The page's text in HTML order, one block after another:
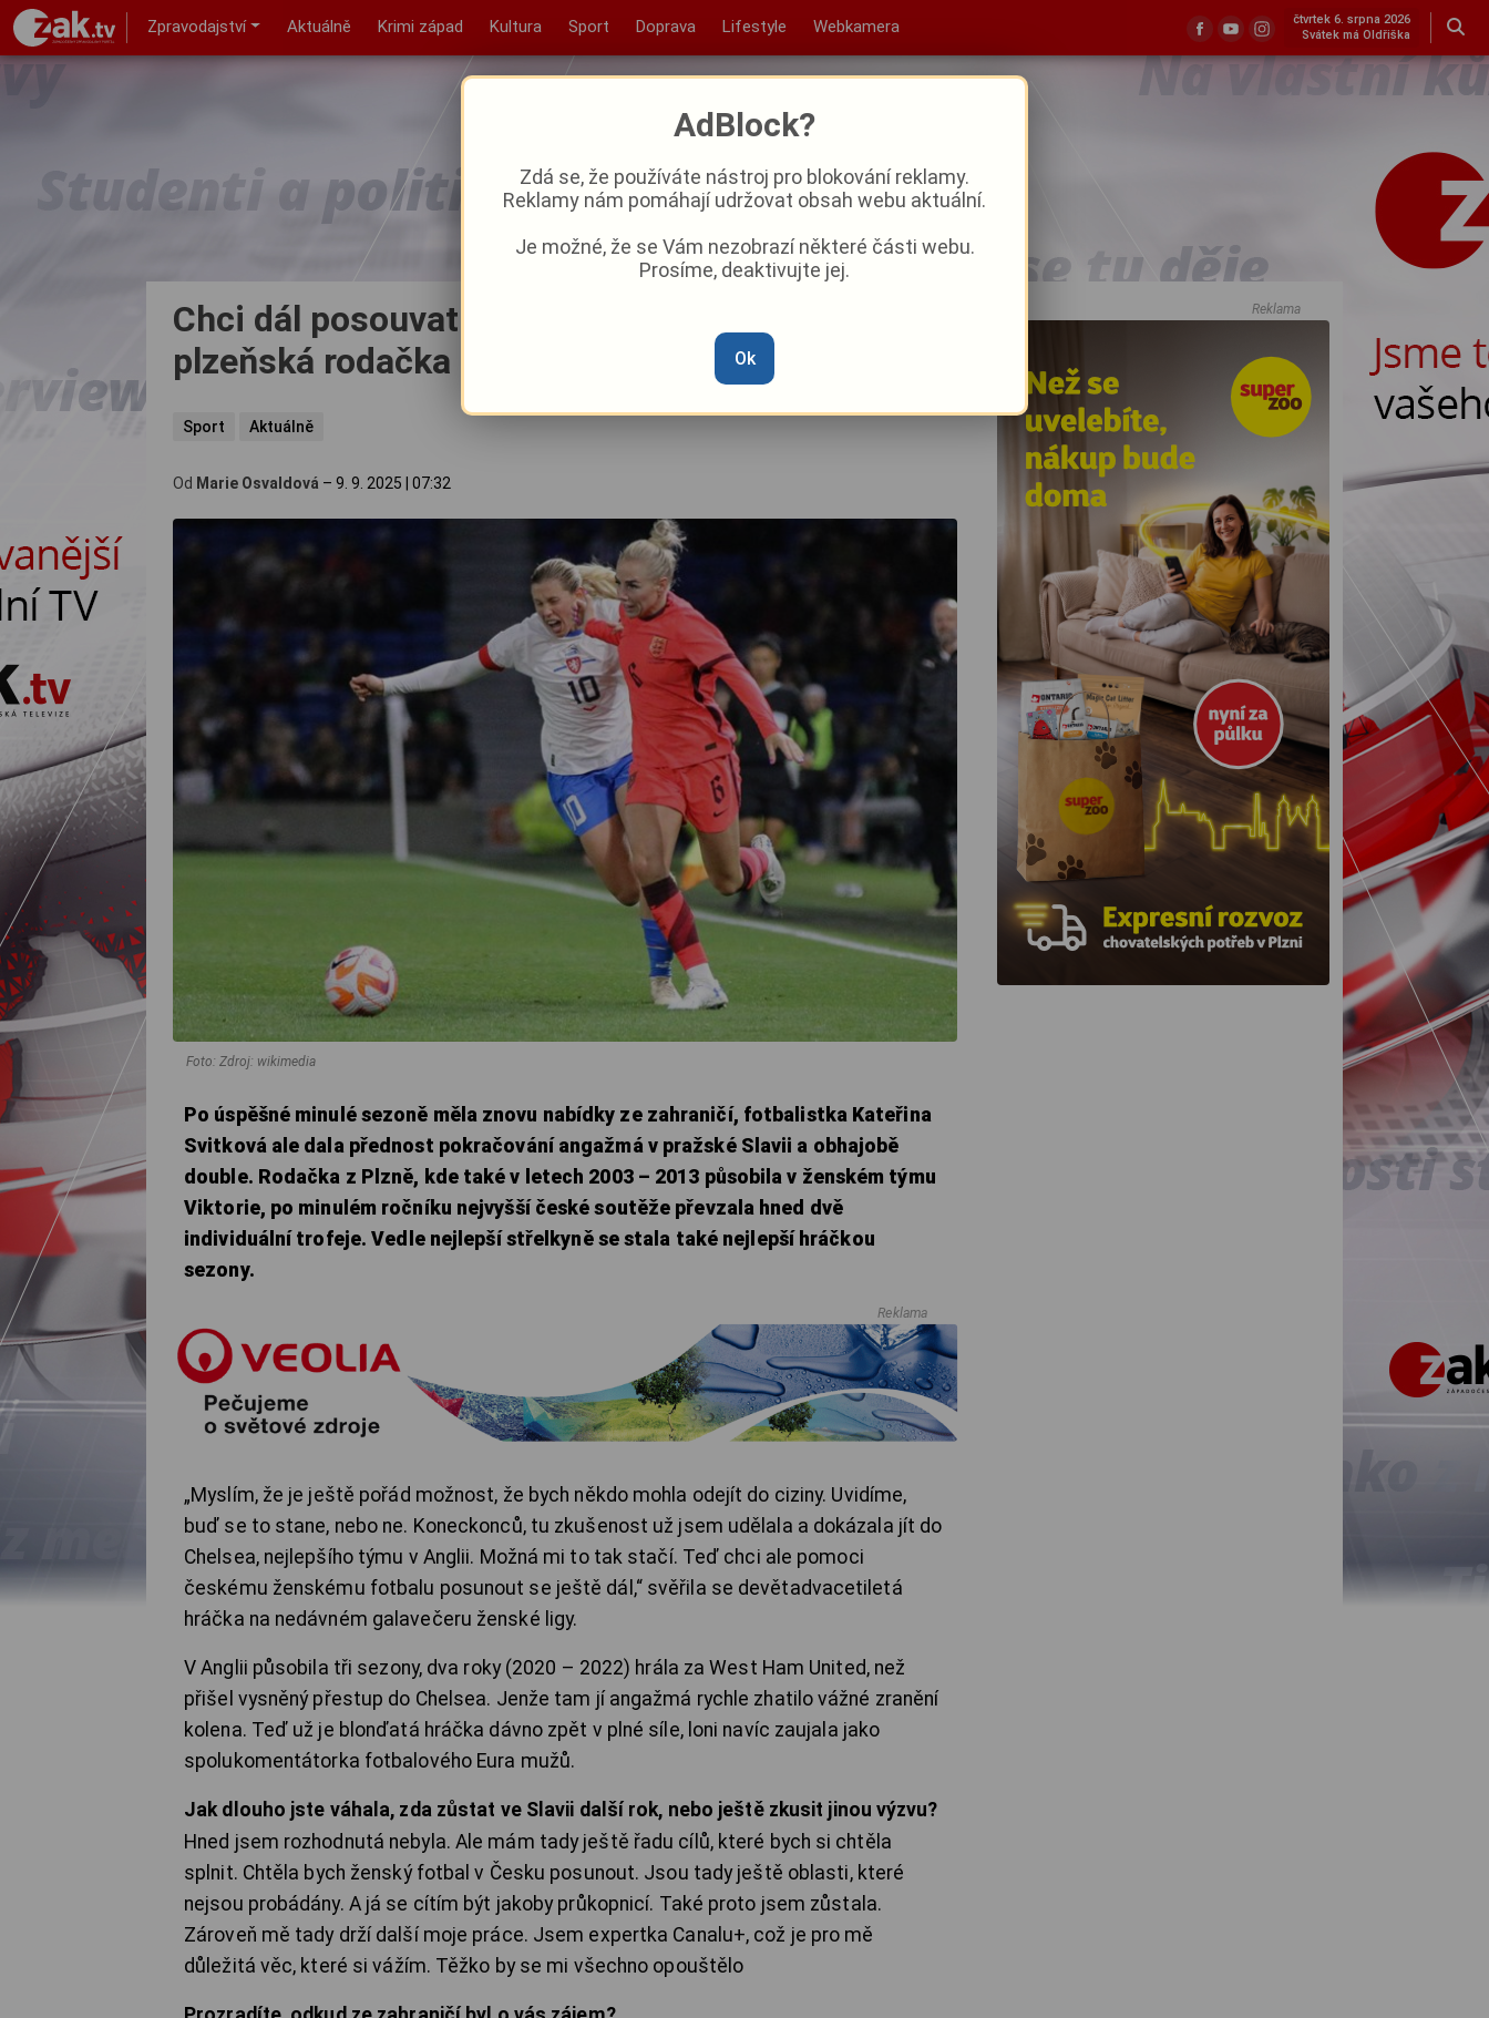
Zpravodajství Aktuálně Krimi západ Kultura Sport Doprava Lifestyle Webkamera
čtvrtek 6. srpna 2026
Svátek má Oldřiška
Chci dál posouvat český ženský fotbal, říká
plzeňská rodačka Kateřina Svitková
Sport Aktuálně
Od Marie Osvaldová – 9. 9. 2025 07:32
Foto: Zdroj: wikimedia
Po úspěšné minulé sezoně měla znovu nabídky ze zahraničí, fotbalistka Kateřina
Svitková ale dala přednost pokračování angažmá v pražské Slavii a obhajobě
double. Rodačka z Plzně, kde také v letech 2003 – 2013 působila v ženském týmu
Viktorie, po minulém ročníku nejvyšší české soutěže převzala hned dvě
individuální trofeje. Vedle nejlepší střelkyně se stala také nejlepší hráčkou
sezony.
Reklama
„Myslím, že je ještě pořád možnost, že bych někdo mohla odejít do ciziny. Uvidíme,
buď se to stane, nebo ne. Koneckonců, tu zkušenost už jsem udělala a dokázala jít do
Chelsea, nejlepšího týmu v Anglii. Možná mi to tak stačí. Teď chci ale pomoci
českému ženskému fotbalu posunout se ještě dál,“ svěřila se devětadvacetiletá
hráčka na nedávném galavečeru ženské ligy.
V Anglii působila tři sezony, dva roky (2020 – 2022) hrála za West Ham United, než
přišel vysněný přestup do Chelsea. Jenže tam jí angažmá rychle zhatilo vážné zranění
kolena. Teď už je blonďatá hráčka dávno zpět v plné síle, loni navíc zaujala jako
spolukomentátorka fotbalového Eura mužů.
Jak dlouho jste váhala, zda zůstat ve Slavii další rok, nebo ještě zkusit jinou výzvu?
Hned jsem rozhodnutá nebyla. Ale mám tady ještě řadu cílů, které bych si chtěla
splnit. Chtěla bych ženský fotbal v Česku posunout. Jsou tady ještě oblasti, které
nejsou probádány. A já se cítím být jakoby průkopnicí. Také proto jsem zůstala.
Zároveň mě tady drží další moje práce. Jsem expertka Canalu+, což je pro mě
důležitá věc, které si vážím. Těžko by se mi všechno opouštělo
Reklama
AdBlock?
Zdá se, že používáte nástroj pro blokování reklamy.
Reklamy nám pomáhají udržovat obsah webu aktuální.
Je možné, že se Vám nezobrazí některé části webu.
Prosíme, deaktivujte jej.
Ok